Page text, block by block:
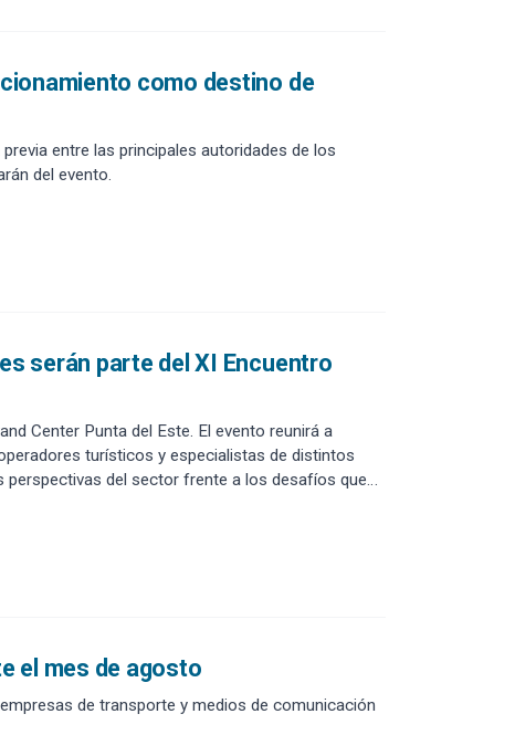
como destino de
entre las principales autoridades de los
del evento.
serán parte del XI Encuentro
Center Punta del Este. El evento reunirá a
turísticos y especialistas de distintos
perspectivas del sector frente a los desafíos que
el mes de agosto
de transporte y medios de comunicación